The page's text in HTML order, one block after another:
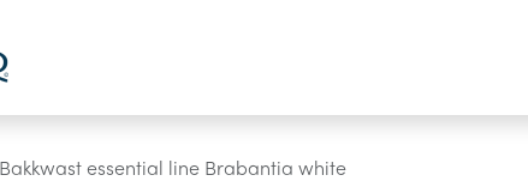
Bakkwast essential line Brabantia white